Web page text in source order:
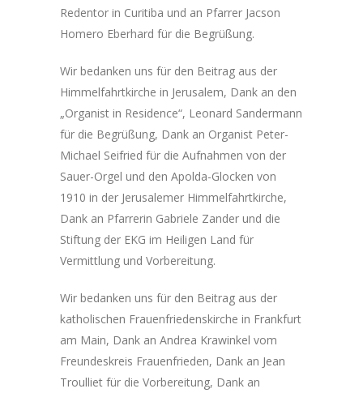
Redentor in Curitiba und an Pfarrer Jacson
Homero Eberhard für die Begrüßung.
Wir bedanken uns für den Beitrag aus der
Himmelfahrtkirche in Jerusalem, Dank an den
„Organist in Residence“, Leonard Sandermann
für die Begrüßung, Dank an Organist Peter-
Michael Seifried für die Aufnahmen von der
Sauer-Orgel und den Apolda-Glocken von
1910 in der Jerusalemer Himmelfahrtkirche,
Dank an Pfarrerin Gabriele Zander und die
Stiftung der EKG im Heiligen Land für
Vermittlung und Vorbereitung.
Wir bedanken uns für den Beitrag aus der
katholischen Frauenfriedenskirche in Frankfurt
am Main, Dank an Andrea Krawinkel vom
Freundeskreis Frauenfrieden, Dank an Jean
Troulliet für die Vorbereitung, Dank an